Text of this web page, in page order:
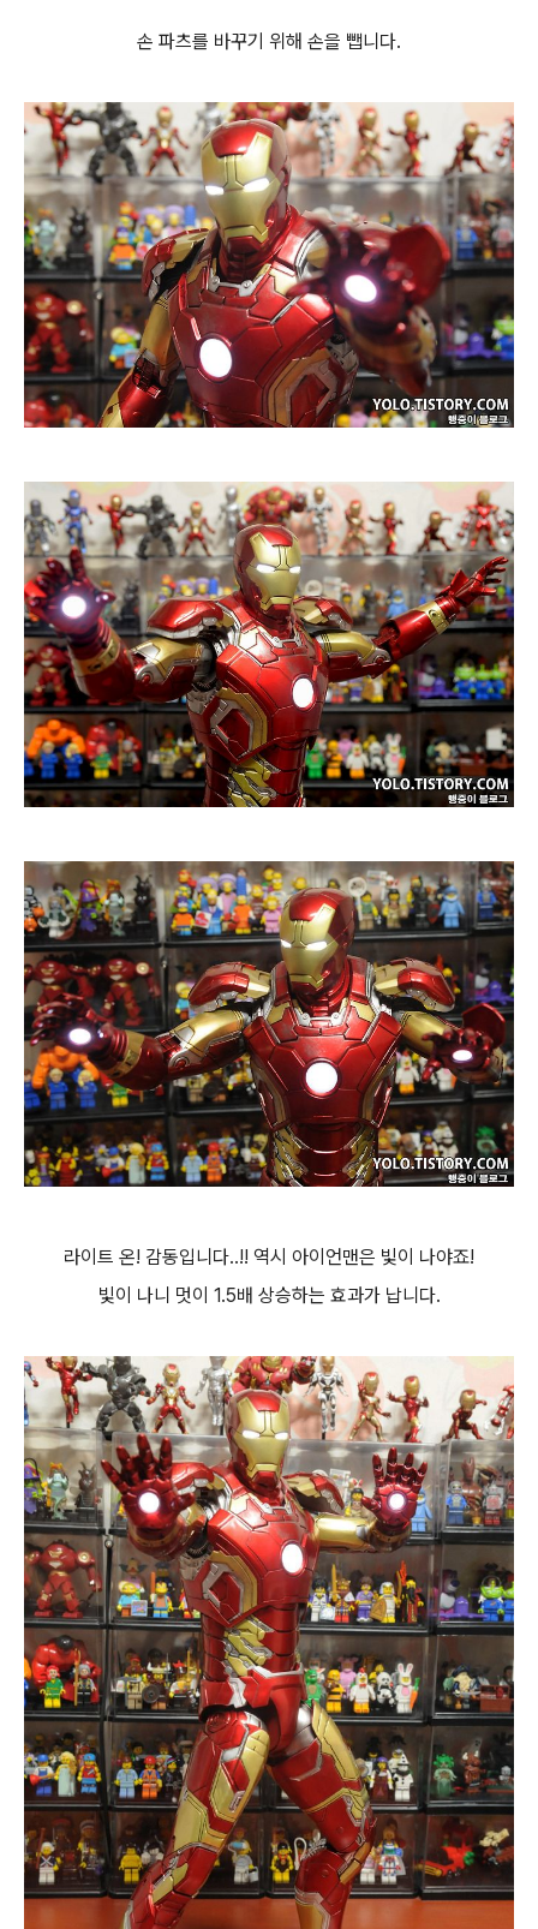
손 파츠를 바꾸기 위해 손을 뺍니다.
라이트 온! 감동입니다..!! 역시 아이언맨은 빛이 나야죠!
빛이 나니 멋이 1.5배 상승하는 효과가 납니다.